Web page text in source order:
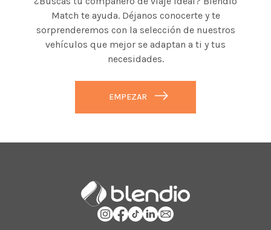
Match te ayuda. Déjanos conocerte y te
sorprenderemos con la selección de nuestros
vehículos que mejor se adaptan a ti y tus
necesidades.
EMPEZAR